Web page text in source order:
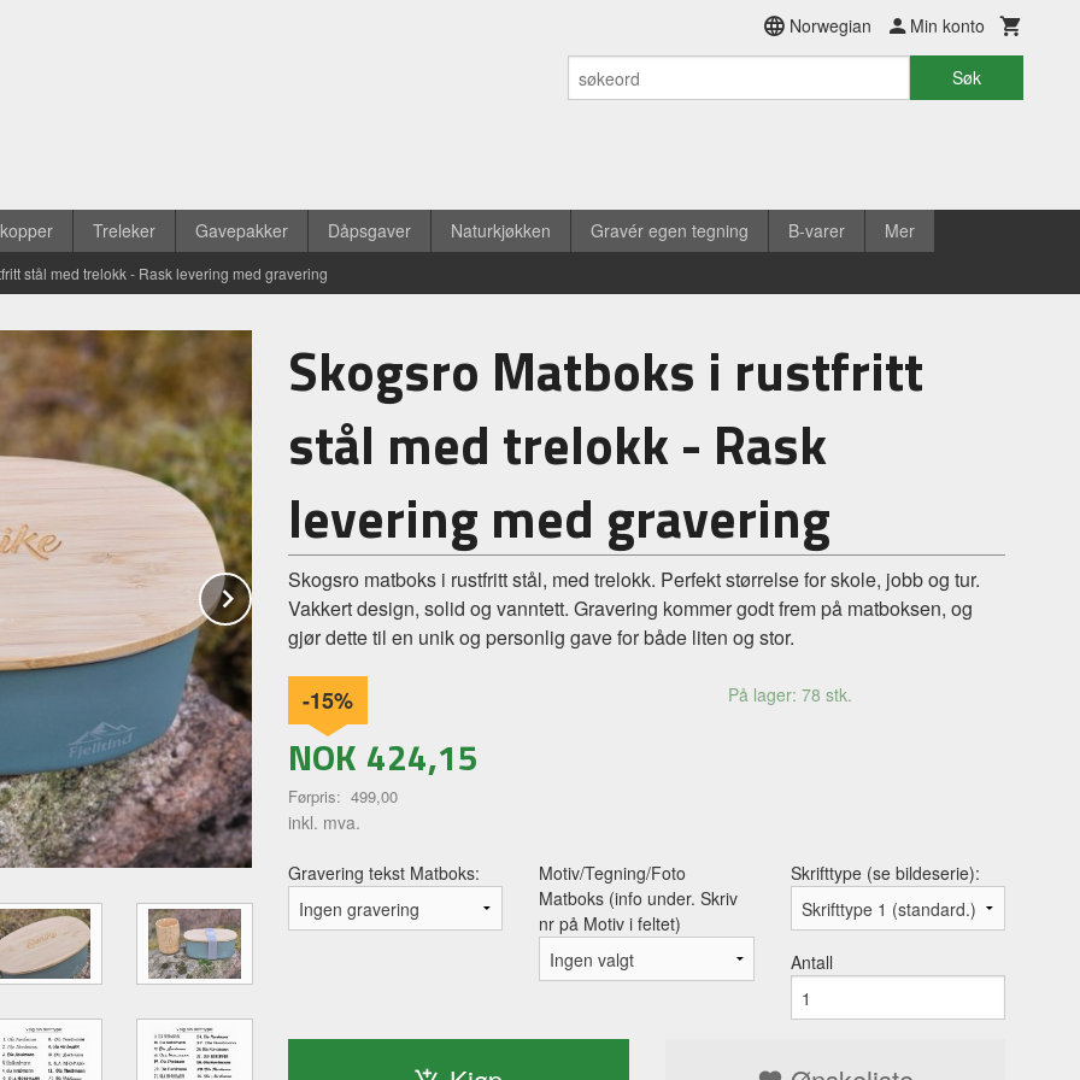
Norwegian Min konto
Søk
Treleker Gavepakker Dåpsgaver Naturkjøkken Gravér egen tegning B-varer Mer
stål med trelokk - Rask levering med gravering
Next
Skogsro Matboks i rustfritt
stål med trelokk - Rask
levering med gravering
Skogsro matboks i rustfritt stål, med trelokk. Perfekt størrelse for skole, jobb og tur.
Vakkert design, solid og vanntett. Gravering kommer godt frem på matboksen, og
gjør dette til en unik og personlig gave for både liten og stor.
NOK 424,15
Førpris: 499,00
Rabatt
-15%
inkl. mva.
På lager: 78 stk.
Gravering tekst Matboks:
Motiv/Tegning/Foto
Matboks (info under. Skriv
nr på Motiv i feltet)
Skrifttype (se bildeserie):
Antall